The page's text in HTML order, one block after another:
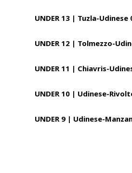
UNDER 13 | Tuzla-
UNDER 12 | Tolmezzo-
UNDER 11 | Chiavris-
UNDER 10 | Udinese-
UNDER 9 | Udinese-